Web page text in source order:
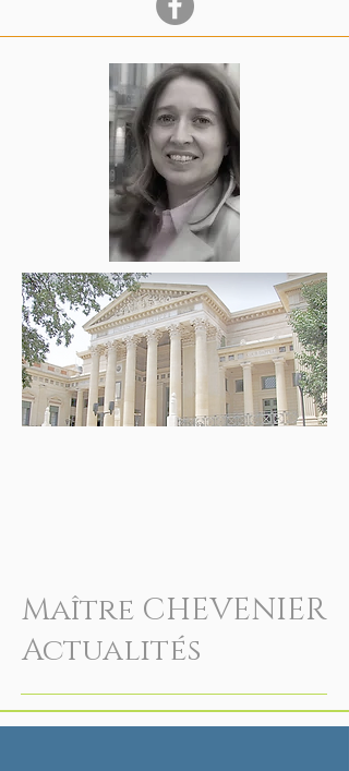
Maître CHEVENIER
Actualités